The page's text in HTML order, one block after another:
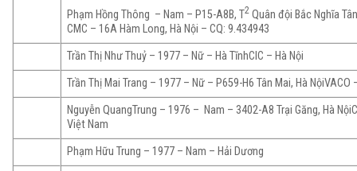
Phạm Hồng Thông – Nam – P15-A8B, T2 Quân đội Bắc Nghĩa
CMC – 16A Hàm Long, Hà Nội – CQ: 9.434943
Trần Thị Như Thuỷ – 1977 – Nữ – Hà TĩnhCIC – Hà Nội
Trần Thị Mai Trang – 1977 – Nữ – P659-H6 Tân Mai, Hà NộiVACO
Nguyễn QuangTrung – 1976 – Nam – 3402-A8 Trại Găng, Hà
Việt Nam
Phạm Hữu Trung – 1977 – Nam – Hải Dương